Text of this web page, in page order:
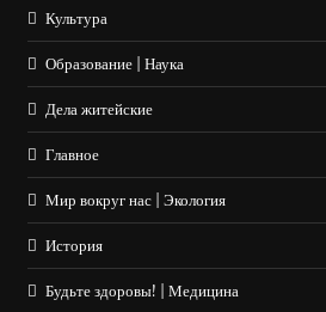
Культура
Образование | Наука
Дела житейские
Главное
Мир вокруг нас | Экология
История
Будьте здоровы! | Медицина